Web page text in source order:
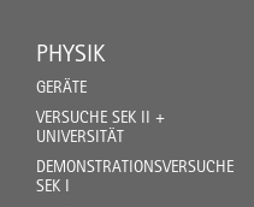
PHYSIK
GERÄTE
VERSUCHE SEK II +
UNIVERSITÄT
DEMONSTRATIONSVERSUCHE
SEK I